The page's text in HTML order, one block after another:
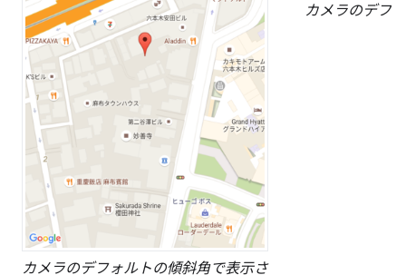
カメラのデフォルトの傾斜角で表示さ
カメラのデフ